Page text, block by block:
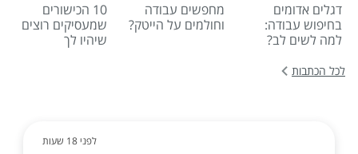
דגלים אדומים
בחיפוש עבודה:
למה לשים לב?
מחפשים עבודה
וחולמים על הייטק?
10 הכישורים
שמעסיקים רוצים
שיהיו לך
לכל הכתבות
לפני 18 שעות